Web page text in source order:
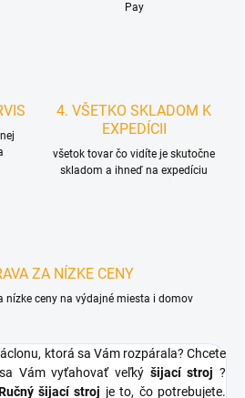
Pay
4. VŠETKO SKLADOM K
EXPEDÍCII
všetok tovar čo vidíte je skutočne
skladom a ihneď na expedíciu
ZA NÍZKE CENY
nízke ceny na výdajné miesta i domov
ktorá sa Vám rozpárala? Chcete
Vám vyťahovať veľký šijací stroj ?
šijací stroj je to, čo potrebujete.